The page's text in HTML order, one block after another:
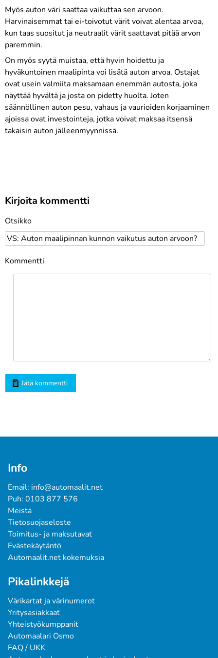
Myös auton väri saattaa vaikuttaa sen arvoon.
Harvinaisemmat tai ei-toivotut värit voivat alentaa arvoa,
kun taas suositut ja neutraalit värit saattavat pitää arvon
paremmin.
On myös syytä muistaa, että hyvin hoidettu ja
hyväkuntoinen maalipinta voi lisätä auton arvoa. Ostajat
ovat usein valmiita maksamaan enemmän autosta, joka
näyttää hyvältä ja josta on pidetty huolta. Joten
säännöllinen auton pesu, vahaus ja vaurioiden korjaaminen
ajoissa ovat investointeja, jotka voivat maksaa itsensä
takaisin auton jälleenmyynnissä.
Kirjoita kommentti
Otsikko
Kommentti
Jätä kommentti
Info
Email: info@automaalit.net
Puh: 0103 877 576
Meistä
Tietosuojaseloste
Toimitus- ja maksutavat
Evästekäytäntö
Automaalit.net kokemuksia
Pikalinkkejä
Värikartat ja värinumerot
Yritysasiakkaat
Yhteistyökumppanit
Automaalari Osmo
FAQ / UKK